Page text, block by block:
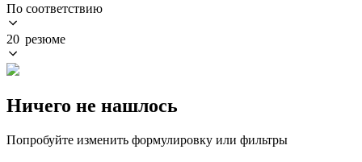
По соответствию
20 резюме
Ничего не нашлось
Попробуйте изменить формулировку или фильтры